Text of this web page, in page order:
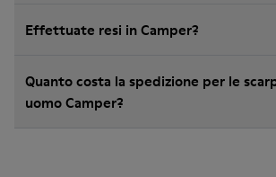
Effettuate resi in Camper?
Quanto costa la spedizione per le
uomo Camper?